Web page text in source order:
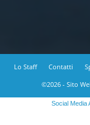
Lo Staff Contatti
©2026 - Sito
Social Media